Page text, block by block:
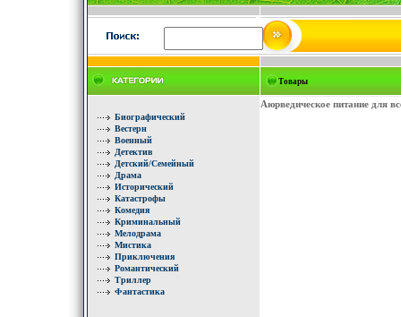
Биографический
Вестерн
Военный
Детектив
Детский/Семейный
Драма
Исторический
Катастрофы
Комедия
Криминальный
Мелодрама
Мистика
Приключения
Романтический
Триллер
Фантастика
Товары
Аюрведическое питание для